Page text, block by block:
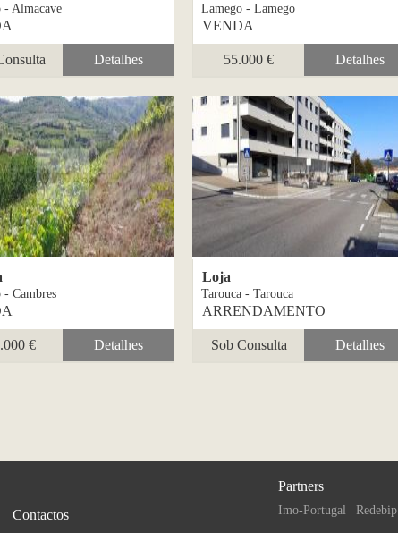
- Almacave
Detalhes
Lamego - Lamego
VENDA
55.000 € Detalhes
- Cambres
€ Detalhes
Loja
Tarouca - Tarouca
ARRENDAMENTO
Sob Consulta Detalhes
Contactos
Partners
Imo-Portugal Redebip